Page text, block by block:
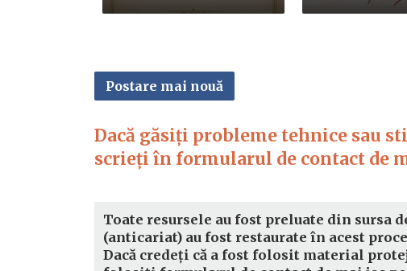
Postare mai nouă
Dacă găsiți probleme tehnice sau
scrieți în formularul de contact de
Toate resursele au fost preluate din sursa
(anticariat) au fost restaurate în acest
Dacă credeți că a fost folosit material